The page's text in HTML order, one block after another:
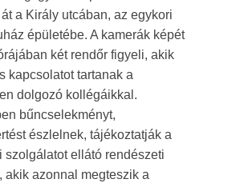
a Király utcában, az egykori
épületébe. A kamerák képét
két rendőr figyeli, akik
kapcsolatot tartanak a
dolgozó kollégáikkal.
bűncselekményt,
észlelnek, tájékoztatják a
szolgálatot ellátó rendészeti
akik azonnal megteszik a